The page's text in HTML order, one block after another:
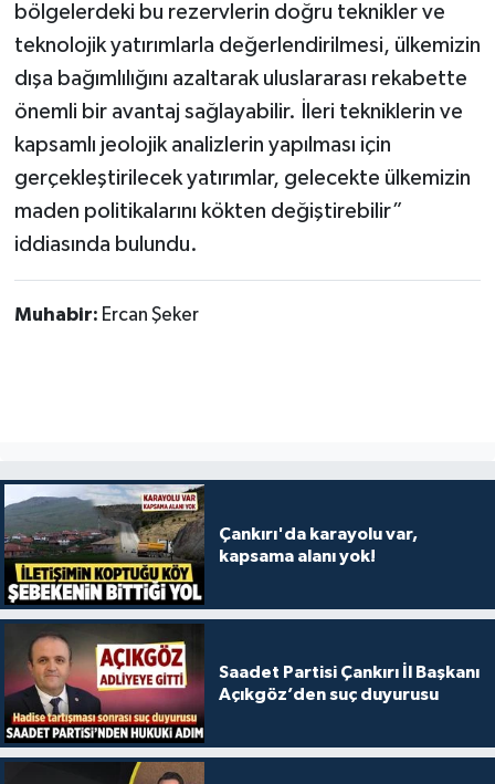
bölgelerdeki bu rezervlerin doğru teknikler ve
teknolojik yatırımlarla değerlendirilmesi, ülkemizin
dışa bağımlılığını azaltarak uluslararası rekabette
önemli bir avantaj sağlayabilir. İleri tekniklerin ve
kapsamlı jeolojik analizlerin yapılması için
gerçekleştirilecek yatırımlar, gelecekte ülkemizin
maden politikalarını kökten değiştirebilir”
iddiasında bulundu.
Muhabir: Ercan Şeker
Çankırı'da karayolu var,
kapsama alanı yok!
Saadet Partisi Çankırı İl Başkanı
Açıkgöz’den suç duyurusu